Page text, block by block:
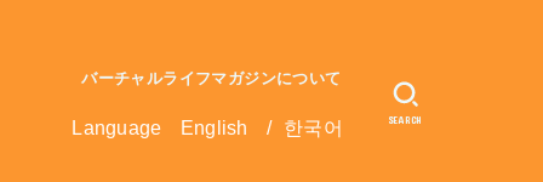
バーチャルライフマガジンについて
Language English / 한국어 SEARCH